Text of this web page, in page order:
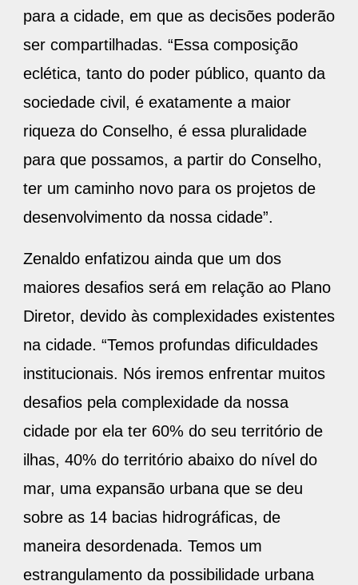
para a cidade, em que as decisões poderão
ser compartilhadas. “Essa composição
eclética, tanto do poder público, quanto da
sociedade civil, é exatamente a maior
riqueza do Conselho, é essa pluralidade
para que possamos, a partir do Conselho,
ter um caminho novo para os projetos de
desenvolvimento da nossa cidade”.
Zenaldo enfatizou ainda que um dos
maiores desafios será em relação ao Plano
Diretor, devido às complexidades existentes
na cidade. “Temos profundas dificuldades
institucionais. Nós iremos enfrentar muitos
desafios pela complexidade da nossa
cidade por ela ter 60% do seu território de
ilhas, 40% do território abaixo do nível do
mar, uma expansão urbana que se deu
sobre as 14 bacias hidrográficas, de
maneira desordenada. Temos um
estrangulamento da possibilidade urbana